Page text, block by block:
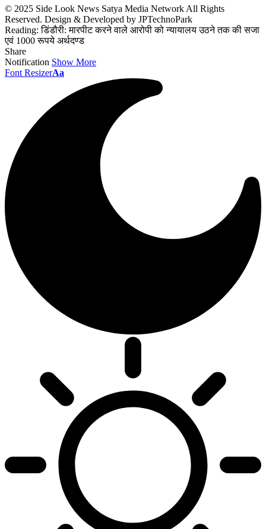
© 2025 Side Look News Satya Media Network All Rights
Reserved. Design & Developed by JPTechnoPark
Reading: डिंडौरी: मारपीट करने वाले आरोपी को न्‍यायालय उठने तक की सजा
एवं 1000 रूपये अर्थदण्‍ड
Share
Notification Show More
Font ResizerAa